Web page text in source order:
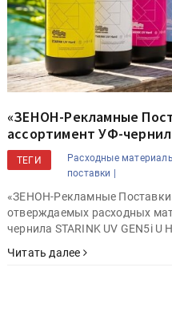
«ЗЕНОН-Рекламные
ассортимент УФ-чернил
ТЕГИ Расходные
поставки |
«ЗЕНОН-Рекламные
отверждаемых расходных
чернила STARINK UV GEN5i U
Читать далее